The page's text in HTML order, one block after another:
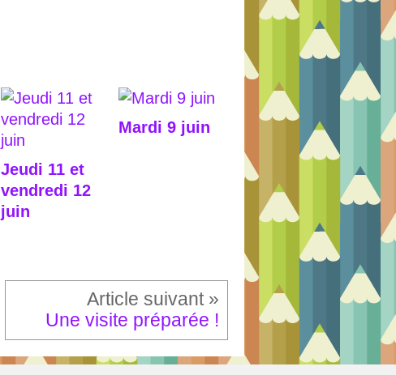
Jeudi 11 et
vendredi 12
juin
Mardi 9 juin
Une visite préparée !